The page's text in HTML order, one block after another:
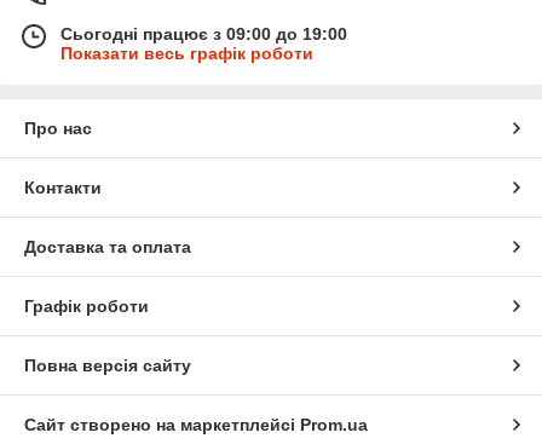
Сьогодні працює з 09:00 до 19:00
Показати весь графік роботи
Про нас
Контакти
Доставка та оплата
Графік роботи
Повна версія сайту
Сайт створено на маркетплейсі Prom.ua